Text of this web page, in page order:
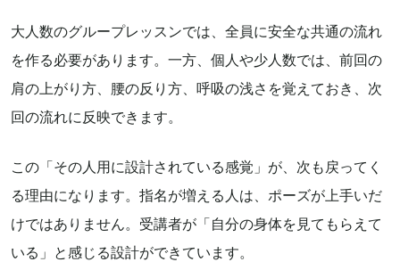
大人数のグループレッスンでは、全員に安全な共通の流れ
を作る必要があります。一方、個人や少人数では、前回の
肩の上がり方、腰の反り方、呼吸の浅さを覚えておき、次
回の流れに反映できます。
この「その人用に設計されている感覚」が、次も戻ってく
る理由になります。指名が増える人は、ポーズが上手いだ
けではありません。受講者が「自分の身体を見てもらえて
いる」と感じる設計ができています。